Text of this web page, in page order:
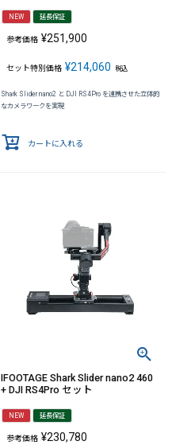
NEW 延長保証
参考価格 ¥251,900
セット特別価格 ¥214,060 税込
Shark Slider nano2 と DJI RS4Pro を連携させた立体的
なカメラワークを実現
カートに入れる
IFOOTAGE Shark Slider nano2 460
+ DJI RS4Pro セット
NEW 延長保証
参考価格 ¥230,780